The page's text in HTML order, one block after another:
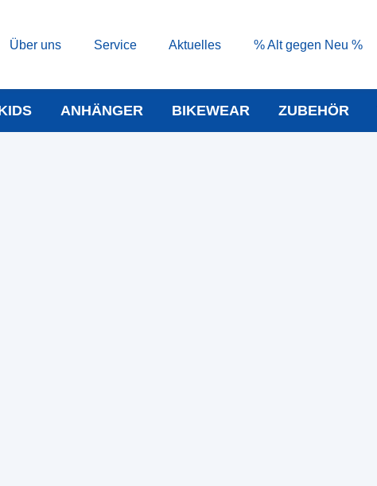
Über uns Service Aktuelles % Alt gegen Neu %
ANHÄNGER BIKEWEAR ZUBEHÖR